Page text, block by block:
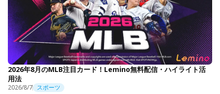
2026年8月のMLB注目カード！Lemino無料配信・ハイライト活
用法
2026/8/7 スポーツ